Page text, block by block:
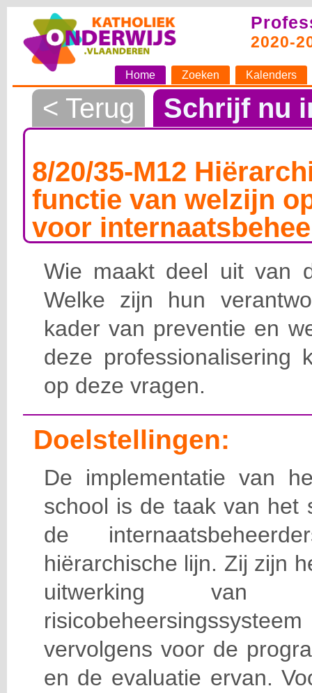
2020-
Home Zoeken Kalenders
< Terug Schrijf nu
8/20/35-M12
functie van welzijn
voor
Wie maakt deel uit van
Welke zijn hun
kader van preventie en
deze professionalisering
op deze vragen.
Doelstellingen:
De implementatie van
school is de taak van het
de
hiërarchische lijn. Zij zijn
uitwerking van
vervolgens voor de
en de evaluatie ervan.